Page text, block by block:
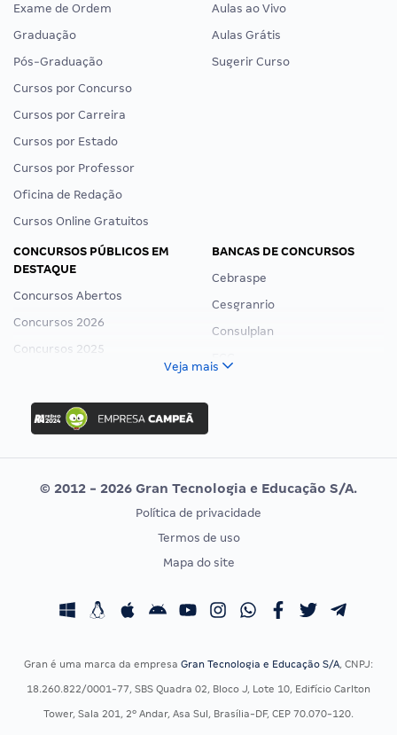
Exame de Ordem
Graduação
Pós-Graduação
Cursos por Concurso
Cursos por Carreira
Cursos por Estado
Cursos por Professor
Oficina de Redação
Cursos Online Gratuitos
Aulas ao Vivo
Aulas Grátis
Sugerir Curso
CONCURSOS PÚBLICOS EM
DESTAQUE
Concursos Abertos
Concursos 2026
Concursos 2025
Concurso Nacional Unificado
Concurso Ibama
Concurso MPU
Editais publicados
BANCAS DE CONCURSOS
Cebraspe
Cesgranrio
Consulplan
Vunesp
CONCURSOS POR PROFISSÃO
Concursos Fiscais
EXAME DE ORDEM
Calendário OAB
Veja mais
© 2012 - 2026 Gran Tecnologia e Educação S/A.
Política de privacidade
Termos de uso
Mapa do site
Gran é uma marca da empresa Gran Tecnologia e Educação S/A, CNPJ:
18.260.822/0001-77, SBS Quadra 02, Bloco J, Lote 10, Edifício Carlton
Tower, Sala 201, 2º Andar, Asa Sul, Brasília-DF, CEP 70.070-120.